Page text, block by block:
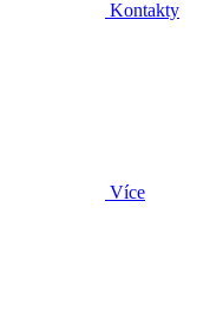
Kontakty
Více